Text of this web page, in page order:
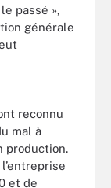
passé »,
générale
reconnu
mal à
production.
et de